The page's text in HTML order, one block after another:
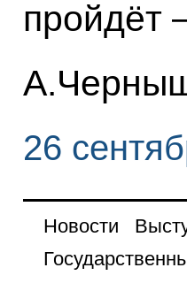
пройдёт
26
Новости